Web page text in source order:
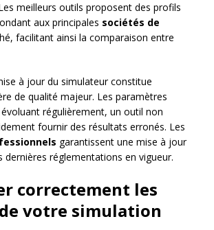
meilleurs outils proposent des profils
aux principales sociétés de
facilitant ainsi la comparaison entre
à jour du simulateur constitue
de qualité majeur. Les paramètres
régulièrement, un outil non
fournir des résultats erronés. Les
garantissent une mise à jour
dernières réglementations en vigueur.
correctement les
votre simulation